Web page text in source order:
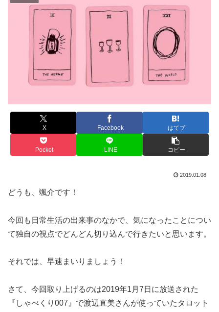
X Facebook はてブ
Pocket LINE コピー
2019.01.08
どうも、颯介です！
今回も日常生活の出来事のなかで、気になったことについ
て独自の視点でどんどん切り込んで行きたいと思います。
それでは、早速まいりましょう！
さて、今回取り上げるのは2019年1月7日に放送された
『しゃべくり007』で渡辺直美さんが使っていたタロット